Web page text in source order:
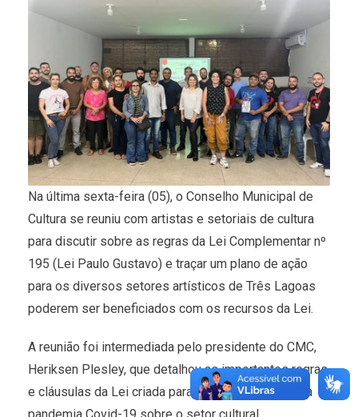
Na última sexta-feira (05), o Conselho Municipal de
Cultura se reuniu com artistas e setoriais de cultura
para discutir sobre as regras da Lei Complementar nº
195 (Lei Paulo Gustavo) e traçar um plano de ação
para os diversos setores artísticos de Três Lagoas
poderem ser beneficiados com os recursos da Lei.
A reunião foi intermediada pelo presidente do CMC,
Heriksen Plesley, que detalhou as importantes regras
e cláusulas da Lei criada para mitigar os efeitos da